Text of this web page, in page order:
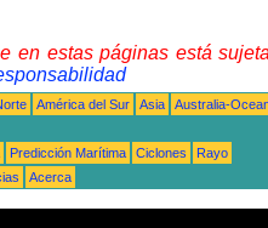
en estas páginas está
América del Sur Asia
Australia-
Predicción Marítima Ciclones
Rayo
Acerca